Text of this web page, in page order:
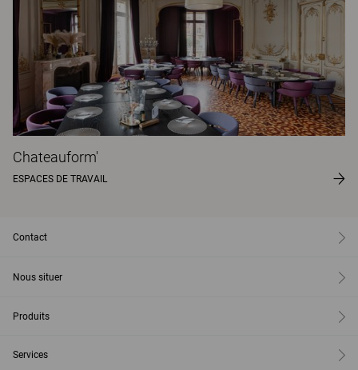
Chateauform'
ESPACES DE TRAVAIL
Contact
Nous situer
Produits
Services